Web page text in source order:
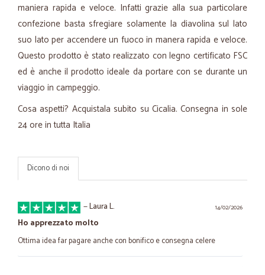
maniera rapida e veloce. Infatti grazie alla sua particolare
confezione basta sfregiare solamente la diavolina sul lato
suo lato per accendere un fuoco in manera rapida e veloce.
Questo prodotto è stato realizzato con legno certificato FSC
ed è anche il prodotto ideale da portare con se durante un
viaggio in campeggio.
Cosa aspetti? Acquistala subito su Cicalia. Consegna in sole
24 ore in tutta Italia
Dicono di noi
14/02/2026
—Laura L.
Ho apprezzato molto
Ottima idea far pagare anche con bonifico e consegna celere